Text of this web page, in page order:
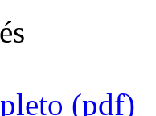
(pdf)